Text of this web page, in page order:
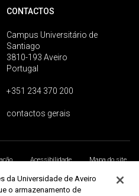
CONTACTOS
Campus Universitário de
Santiago
3810-193 Aveiro
Portugal
+351 234 370 200
contactos gerais
Acessibilidade
Mapa do site
da Universidade de Aveiro
o armazenamento de